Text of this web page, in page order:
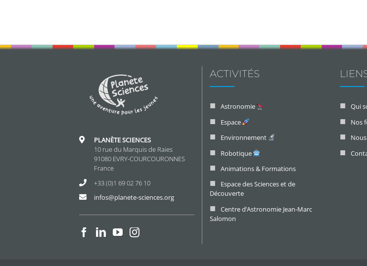
PLANÈTE SCIENCES
10 rue du Marquis de Raies
91080 EVRY-COURCOURONNES
France
+33 (0)1 69 02 76 10
infos@planete-sciences.org
ACTIVITÉS
Astronomie
Espace
Environnement
Robotique
Animations & Formations
Espace des Sciences et de
Découverte
Centre d’Astronomie Jean-Marc
Salomon
Qui
Nos